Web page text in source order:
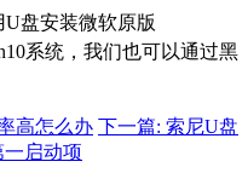
盘安装微软原版
系统，我们也可以通过黑
高怎么办 下一篇: 索尼U盘
启动项